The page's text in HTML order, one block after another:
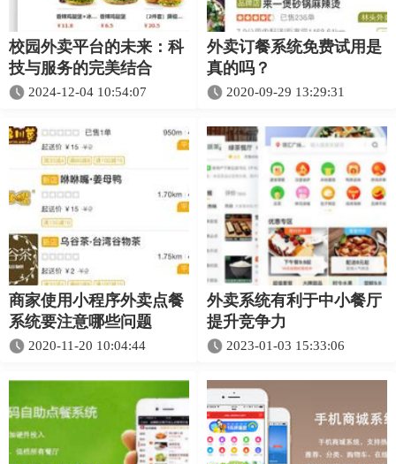
校园外卖平台的未来：科
技与服务的完美结合
2024-12-04 10:54:07
外卖订餐系统免费试用是
真的吗？
2020-09-29 13:29:31
商家使用小程序外卖点餐
系统要注意哪些问题
2020-11-20 10:04:44
外卖系统有利于中小餐厅
提升竞争力
2023-01-03 15:33:06